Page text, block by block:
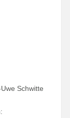
Schwitte